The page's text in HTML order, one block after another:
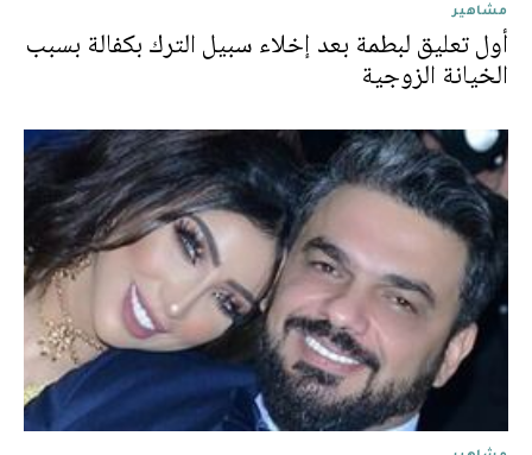
مشاهير
أول تعليق لبطمة بعد إخلاء سبيل الترك بكفالة بسبب
الخيانة الزوجية